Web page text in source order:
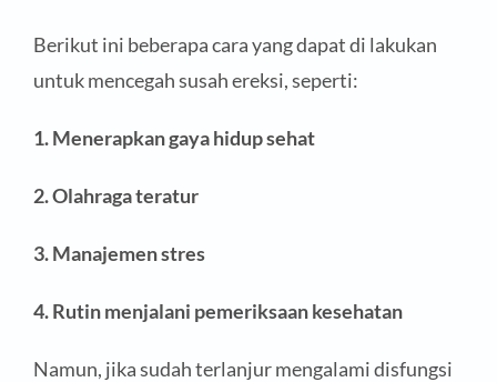
Berikut ini beberapa cara yang dapat di lakukan
untuk mencegah susah ereksi, seperti:
1. Menerapkan gaya hidup sehat
2. Olahraga teratur
3. Manajemen stres
4. Rutin menjalani pemeriksaan kesehatan
Namun, jika sudah terlanjur mengalami disfungsi